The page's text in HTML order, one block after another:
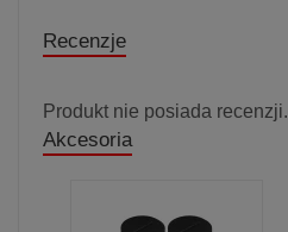
Recenzje
Produkt nie posiada recenzji.
Akcesoria